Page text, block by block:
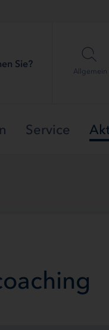
Sie?
Allgemein
Service